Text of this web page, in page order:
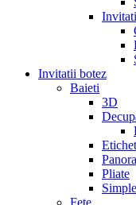
Invitatii botez
Baieti
3D
Pliate
Simple